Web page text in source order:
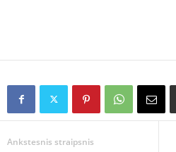
Ankstesnis straipsnis